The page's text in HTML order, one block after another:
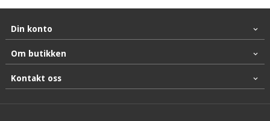
Din konto
Om butikken
Kontakt oss